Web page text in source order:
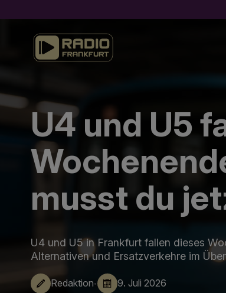
U4 und U5
musst du
U4 und U5 in Frankfurt fallen dieses
Alternativen und Ersatzverkehre im
Redaktion· 9. Juli 2026